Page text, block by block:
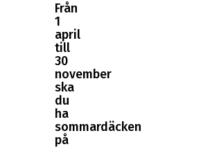
Från
1
april
till
30
november
ska
du
ha
sommardäcken
på